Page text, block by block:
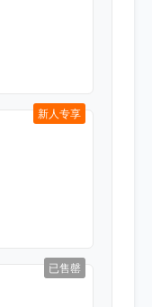
新人专享
已售罄